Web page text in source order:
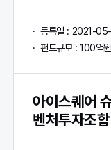
등록일 : 2021-
펀드규모 : 100억원
아이스퀘어
벤처투자조합